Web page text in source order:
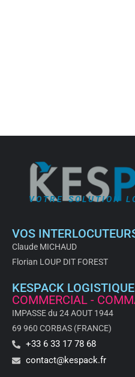
VOTRE SOLUTION
VOS
Claude MICHAUD
Florian LOUP DIT FOREST
KESPACK LOGISTIQUE
COMMERCIAL -
IMPASSE du 24 AOUT 1944
69 960 CORBAS (FRANCE)
+33 6 33 17 78 68
contact@kespack.fr